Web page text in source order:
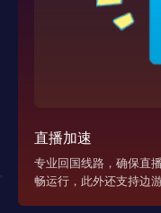
直播加速
专业回国线路，确保直
畅运行，此外还支持边